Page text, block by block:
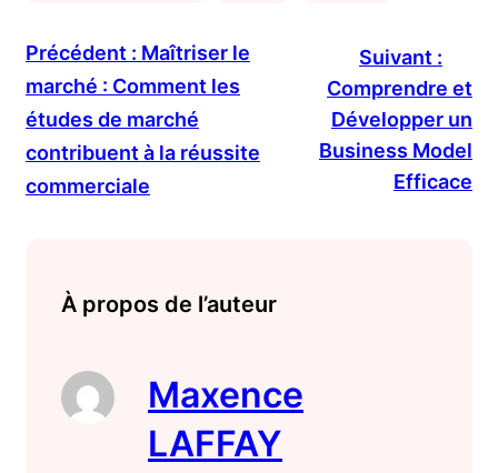
Précédent : Maîtriser le
marché : Comment les
études de marché
contribuent à la réussite
commerciale
Suivant :
Comprendre et
Développer un
Business Model
Efficace
À propos de l’auteur
Maxence
LAFFAY